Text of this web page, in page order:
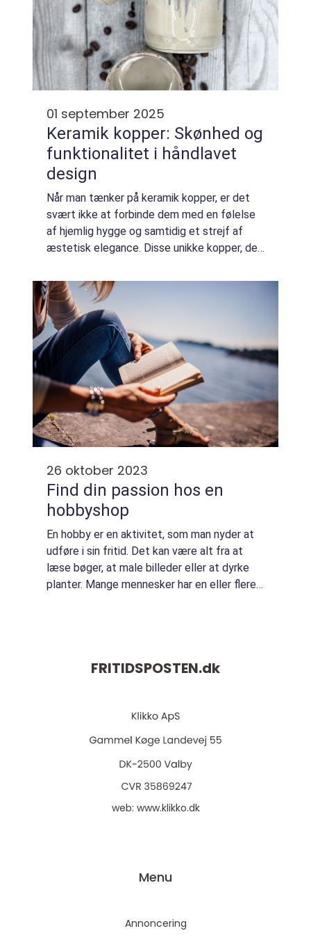
01 september 2025
Keramik kopper: Skønhed og
funktionalitet i håndlavet
design
Når man tænker på keramik kopper, er det
svært ikke at forbinde dem med en følelse
af hjemlig hygge og samtidig et strejf af
æstetisk elegance. Disse unikke kopper, der
26 oktober 2023
Find din passion hos en
hobbyshop
En hobby er en aktivitet, som man nyder at
udføre i sin fritid. Det kan være alt fra at
læse bøger, at male billeder eller at dyrke
planter. Mange mennesker har en eller flere
FRITIDSPOSTEN.dk
web: www.klikko.dk
Menu
Annoncering